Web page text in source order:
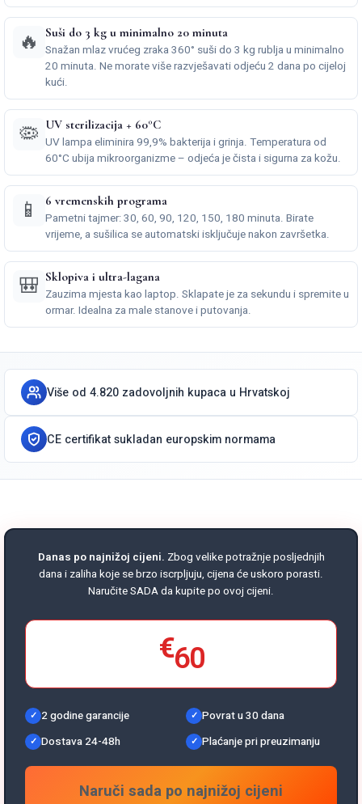
🔥 Suši do 3 kg u minimalno 20 minuta
Snažan mlaz vrućeg zraka 360° suši do 3 kg rublja u minimalno
20 minuta. Ne morate više razvješavati odjeću 2 dana po cijeloj
kući.
🦠 UV sterilizacija + 60°C
UV lampa eliminira 99,9% bakterija i grinja. Temperatura od
60°C ubija mikroorganizme – odjeća je čista i sigurna za kožu.
📱 6 vremenskih programa
Pametni tajmer: 30, 60, 90, 120, 150, 180 minuta. Birate
vrijeme, a sušilica se automatski isključuje nakon završetka.
🎒 Sklopiva i ultra-lagana
Zauzima mjesta kao laptop. Sklapate je za sekundu i spremite u
ormar. Idealna za male stanove i putovanja.
Više od 4.820 zadovoljnih kupaca u Hrvatskoj
CE certifikat sukladan europskim normama
Danas po najnižoj cijeni. Zbog velike potražnje posljednjih
dana i zaliha koje se brzo iscrpljuju, cijena će uskoro porasti.
Naručite SADA da kupite po ovoj cijeni.
€60
2 godine garancije
Povrat u 30 dana
Dostava 24-48h
Plaćanje pri preuzimanju
Naruči sada po najnižoj cijeni